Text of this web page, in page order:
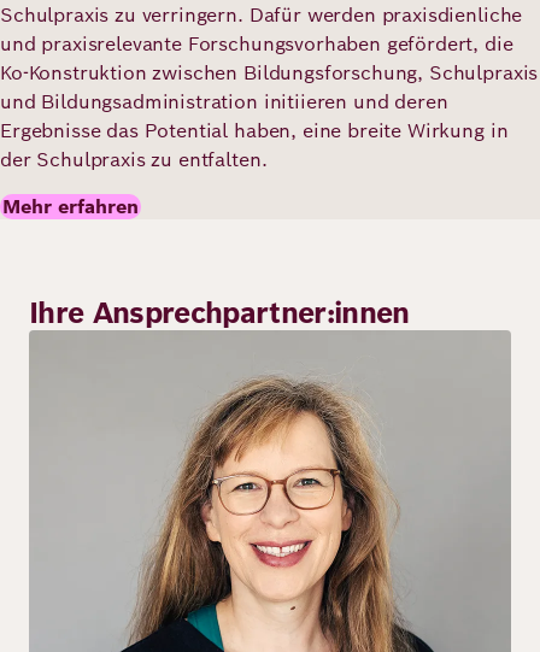
Schulpraxis zu verringern. Dafür werden praxisdienliche
und praxisrelevante Forschungsvorhaben gefördert, die
Ko-Konstruktion zwischen Bildungsforschung, Schulpraxis
und Bildungsadministration initiieren und deren
Ergebnisse das Potential haben, eine breite Wirkung in
der Schulpraxis zu entfalten.
Mehr erfahren
Ihre Ansprechpartner:innen
Bild